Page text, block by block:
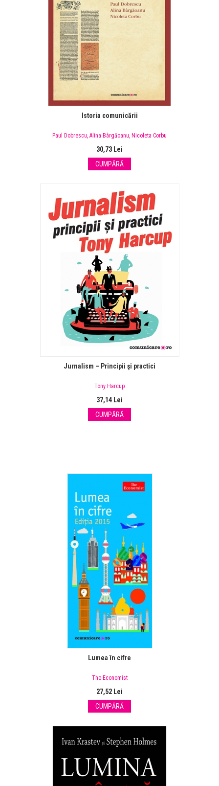
Istoria comunicării
Paul Dobrescu, Alina Bârgăoanu, Nicoleta Corbu
30,73 Lei
CUMPĂRĂ
Jurnalism – Principii şi practici
Tony Harcup
37,14 Lei
CUMPĂRĂ
Lumea în cifre
The Economist
27,52 Lei
CUMPĂRĂ